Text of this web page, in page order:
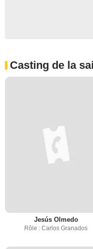
Casting de la
Jesús Olmedo
Rôle : Carlos Granados